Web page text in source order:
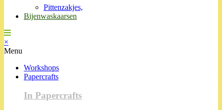
Pittenzakjes,
Bijenwaskaarsen
×
Menu
Workshops
Papercrafts
In Papercrafts